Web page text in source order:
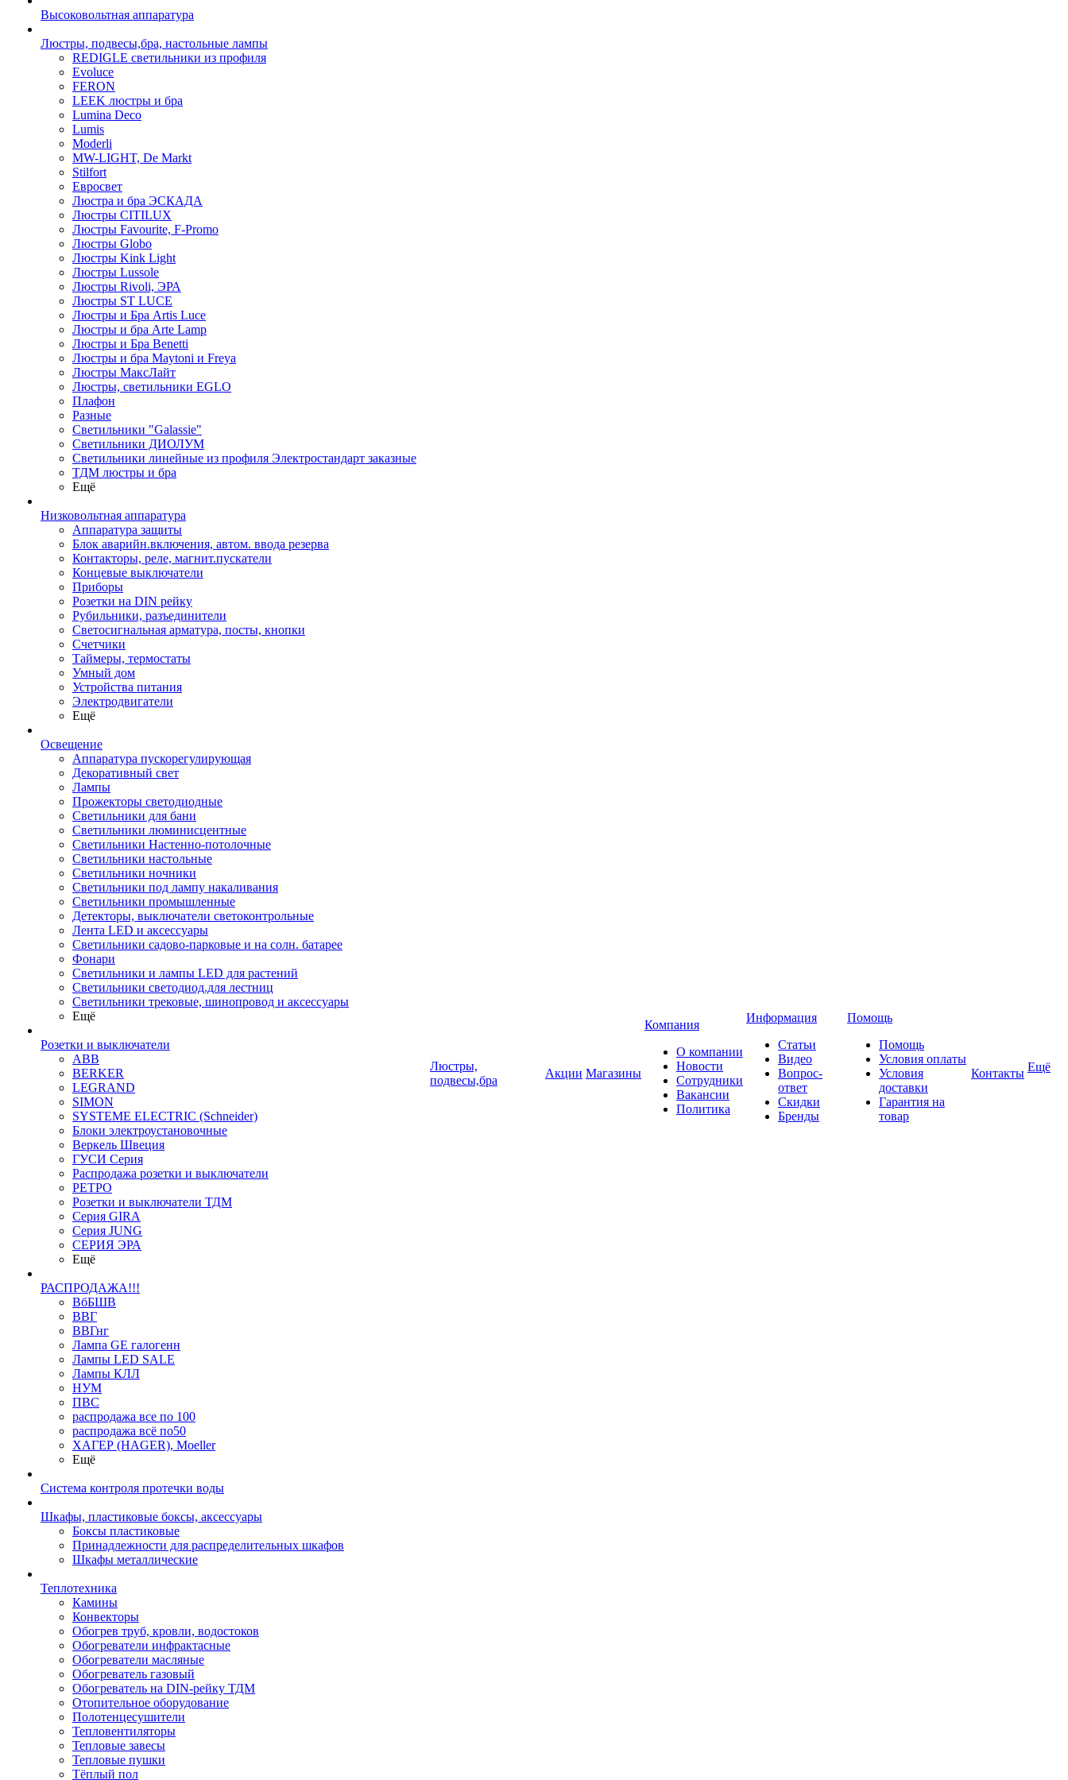
Высоковольтная аппаратура
Люстры, подвесы,бра, настольные лампы
REDIGLE светильники из профиля
Evoluce
FERON
LEEK люстры и бра
Lumina Deco
Lumis
Moderli
MW-LIGHT, De Markt
Stilfort
Евросвет
Люстра и бра ЭСКАДА
Люстры CITILUX
Люстры Favourite, F-Promo
Люстры Globo
Люстры Kink Light
Люстры Lussole
Люстры Rivoli, ЭРА
Люстры ST LUCE
Люстры и Бра Artis Luce
Люстры и бра Arte Lamp
Люстры и Бра Benetti
Люстры и бра Maytoni и Freya
Люстры МаксЛайт
Люстры, светильники EGLO
Плафон
Разные
Светильники "Galassie"
Светильники ДИОЛУМ
Светильники линейные из профиля Электростандарт заказные
ТДМ люстры и бра
Ещё
Низковольтная аппаратура
Аппаратура защиты
Блок аварийн.включения, автом. ввода резерва
Контакторы, реле, магнит.пускатели
Концевые выключатели
Приборы
Розетки на DIN рейку
Рубильники, разъединители
Светосигнальная арматура, посты, кнопки
Счетчики
Таймеры, термостаты
Умный дом
Устройства питания
Электродвигатели
Ещё
Освещение
Аппаратура пускорегулирующая
Декоративный свет
Лампы
Прожекторы светодиодные
Светильники для бани
Светильники люминисцентные
Светильники Настенно-потолочные
Светильники настольные
Светильники ночники
Светильники под лампу накаливания
Светильники промышленные
Детекторы, выключатели светоконтрольные
Лента LED и аксессуары
Светильники садово-парковые и на солн. батарее
Фонари
Светильники и лампы LED для растений
Светильники светодиод.для лестниц
Светильники трековые, шинопровод и аксессуары
Ещё
Розетки и выключатели
ABB
BERKER
LEGRAND
SIMON
SYSTEME ELECTRIC (Schneider)
Блоки электроустановочные
Веркель Швеция
ГУСИ Серия
Распродажа розетки и выключатели
РЕТРО
Розетки и выключатели ТДМ
Серия GIRA
Серия JUNG
СЕРИЯ ЭРА
Ещё
РАСПРОДАЖА!!!
ВбБШВ
ВВГ
ВВГнг
Лампа GE галогенн
Лампы LED SALE
Лампы КЛЛ
НУМ
ПВС
распродажа все по 100
распродажа всё по50
ХАГЕР (HAGER), Moeller
Ещё
Система контроля протечки воды
Шкафы, пластиковые боксы, аксессуары
Боксы пластиковые
Принадлежности для распределительных шкафов
Шкафы металлические
Теплотехника
Камины
Конвекторы
Обогрев труб, кровли, водостоков
Обогреватели инфрактасные
Обогреватели масляные
Обогреватель газовый
Обогреватель на DIN-рейку ТДМ
Отопительное оборудование
Полотенцесушители
Тепловентиляторы
Тепловые завесы
Тепловые пушки
Тёплый пол
Люстры,
подвесы,бра
Акции Магазины
Компания
О компании
Новости
Сотрудники
Вакансии
Политика
Информация
Статьи
Видео
Вопрос-
ответ
Скидки
Бренды
Помощь
Помощь
Условия оплаты
Условия
доставки
Гарантия на
товар
Контакты Ещё